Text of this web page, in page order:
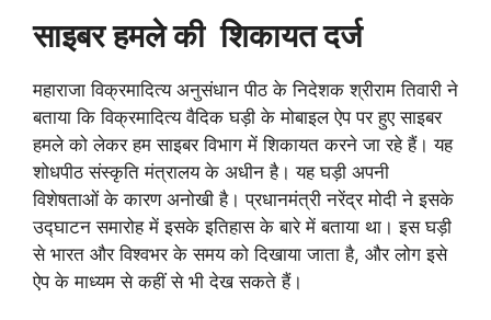
साइबर हमले की शिकायत दर्ज
महाराजा विक्रमादित्‍य अनुसंधान पीठ के निदेशक श्रीराम तिवारी ने
बताया कि विक्रमादित्‍य वैदिक घड़ी के मोबाइल ऐप पर हुए साइबर
हमले को लेकर हम साइबर विभाग में शिकायत करने जा रहे हैं। यह
शोधपीठ संस्कृति मंत्रालय के अधीन है। यह घड़ी अपनी
विशेषताओं के कारण अनोखी है। प्रधानमंत्री नरेंद्र मोदी ने इसके
उद्घाटन समारोह में इसके इतिहास के बारे में बताया था। इस घड़ी
से भारत और विश्वभर के समय को दिखाया जाता है, और लोग इसे
ऐप के माध्यम से कहीं से भी देख सकते हैं।